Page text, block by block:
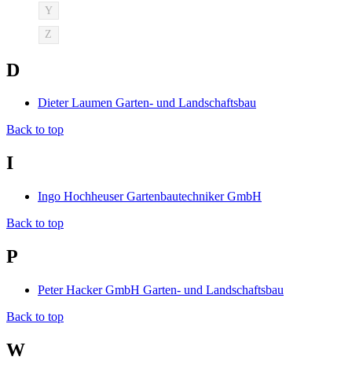
Y
Z
D
Dieter Laumen Garten- und Landschaftsbau
Back to top
I
Ingo Hochheuser Gartenbautechniker GmbH
Back to top
P
Peter Hacker GmbH Garten- und Landschaftsbau
Back to top
W